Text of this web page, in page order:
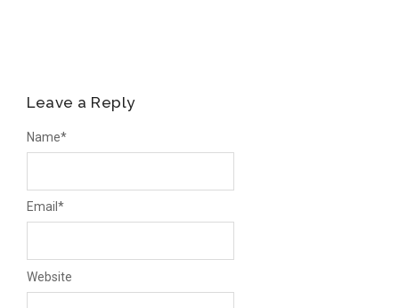
Leave a Reply
Name*
Email *
Website